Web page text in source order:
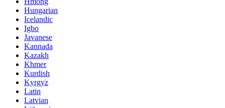
Hungarian
Icelandic
Igbo
Javanese
Kannada
Kazakh
Khmer
Kurdish
Kyrgyz
Latin
Latvian